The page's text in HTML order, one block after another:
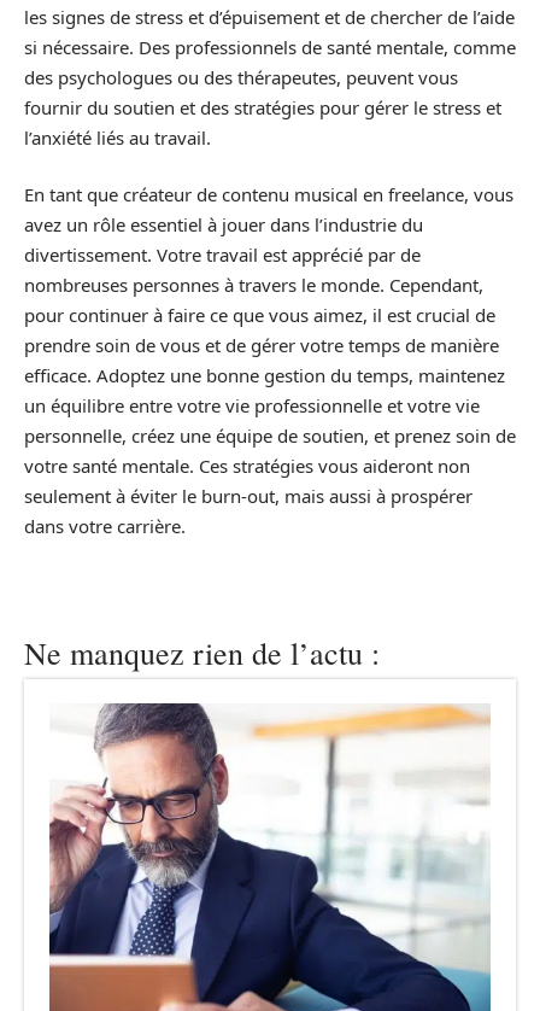
les signes de stress et d’épuisement et de chercher de l’aide
si nécessaire. Des professionnels de santé mentale, comme
des psychologues ou des thérapeutes, peuvent vous
fournir du soutien et des stratégies pour gérer le stress et
l’anxiété liés au travail.
En tant que créateur de contenu musical en freelance, vous
avez un rôle essentiel à jouer dans l’industrie du
divertissement. Votre travail est apprécié par de
nombreuses personnes à travers le monde. Cependant,
pour continuer à faire ce que vous aimez, il est crucial de
prendre soin de vous et de gérer votre temps de manière
efficace. Adoptez une bonne gestion du temps, maintenez
un équilibre entre votre vie professionnelle et votre vie
personnelle, créez une équipe de soutien, et prenez soin de
votre santé mentale. Ces stratégies vous aideront non
seulement à éviter le burn-out, mais aussi à prospérer
dans votre carrière.
Ne manquez rien de l’actu :